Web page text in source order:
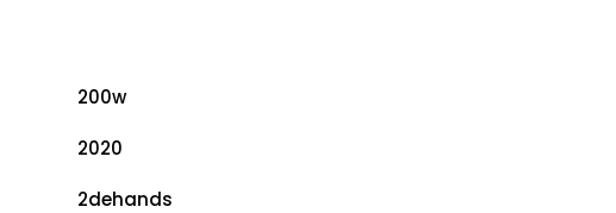
200w
2020
2dehands